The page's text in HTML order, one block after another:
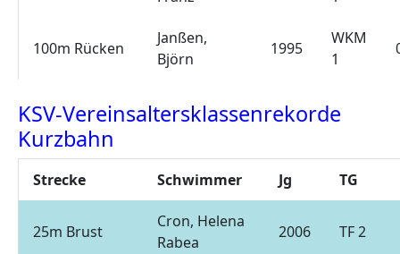
100m Rücken
Janßen,
Björn
1995
WKM
1
KSV-Vereinsaltersklassenrekorde
Kurzbahn
Strecke Schwimmer Jg TG
25m Brust
Cron, Helena
Rabea
2006 TF 2